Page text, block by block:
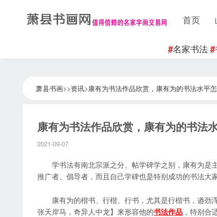
首页
#名家书法#
萧县书画>>资讯>康有为书法作品欣赏，康有为的书法水平
康有为书法作品欣赏，康有为的书法
2021-09-07
学书法有南北宗派之分、帖学碑学之别，康有为是
推广者、倡导者，而且自己学碑也是特别成功的书法大
康有为的楷书、行楷、行书，尤其是行楷书，遒劲
张天岸马，奇异人中龙】来形容他的书法作品 ，特别合